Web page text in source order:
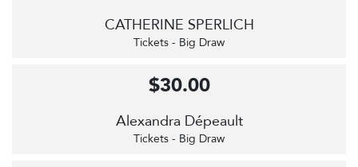
CATHERINE SPERLICH
Tickets - Big Draw
Alexandra Dépeault
Tickets - Big Draw
$30.00